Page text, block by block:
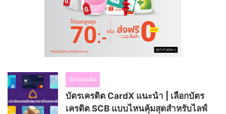
บัตรเครดิต
บัตรเครดิต CardX แนะนำ | เลือกบัตร
เครดิต SCB แบบไหนคุ้มสุดสำหรับไลฟ์